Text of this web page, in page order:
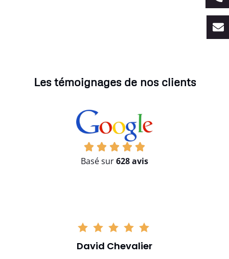
Les témoignages de nos clients
Basé sur628 avis
David Chevalier